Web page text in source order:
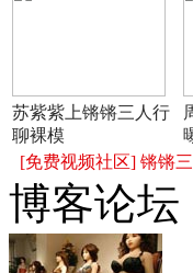
苏紫紫上锵锵三人行
聊裸模
[免费视频社区] 锵锵
博客论坛